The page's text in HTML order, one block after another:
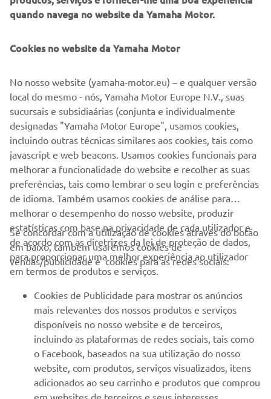
⠀
EMPRESA
MAIS YAMAHA
SERVIÇO E SUPORTE
quando navega no website da Yamaha Motor.
Cookies no website da Yamaha Motor
No nosso website (yamaha-motor.eu) – e qualquer versão
local do mesmo - nós, Yamaha Motor Europe N.V., suas
sucursais e subsidiaárias (conjunta e individualmente
designadas "Yamaha Motor Europe", usamos cookies,
incluindo outras técnicas similares aos cookies, tais como
javascript e web beacons. Usamos cookies funcionais para
melhorar a funcionalidade do website e recolher as suas
preferências, tais como lembrar o seu login e preferências
de idioma. Também usamos cookies de análise para
melhorar o desempenho do nosso website, produzir
estatísticas com base na privacidade de cada utilizador e
de acordo com as diretrizes da lei de proteção de dados,
para proporcionar uma melhor experiência ao utilizador
em termos de produtos e serviços.
Se concordar com a utilização de cookies através do botão
em baixo, também usaremos cookies de
vendas/publicidade e cookies para as redes sociais:
Cookies de Publicidade para mostrar os anúncios
mais relevantes dos nossos produtos e serviços
disponíveis no nosso website e de terceiros,
incluindo as plataformas de redes sociais, tais como
o Facebook, baseados na sua utilização do nosso
website, com produtos, serviços visualizados, itens
adicionados ao seu carrinho e produtos que comprou
em websites de terceiros e seus interesses